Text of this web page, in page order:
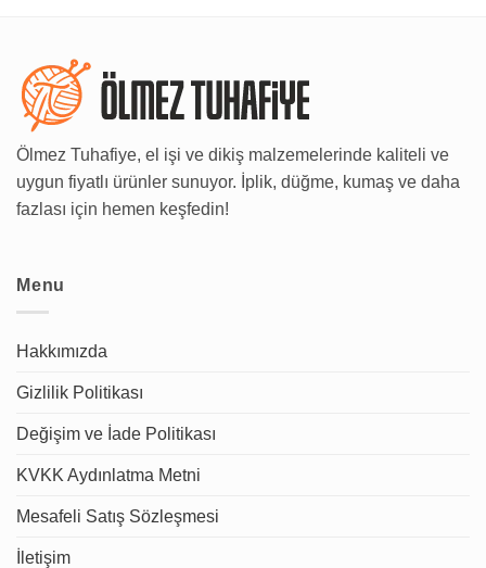
Ölmez Tuhafiye, el işi ve dikiş malzemelerinde kaliteli ve
uygun fiyatlı ürünler sunuyor. İplik, düğme, kumaş ve daha
fazlası için hemen keşfedin!
Menu
Hakkımızda
Gizlilik Politikası
Değişim ve İade Politikası
KVKK Aydınlatma Metni
Mesafeli Satış Sözleşmesi
İletişim